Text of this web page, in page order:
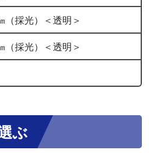
（採光）＜透明＞
（採光）＜透明＞
ぶ